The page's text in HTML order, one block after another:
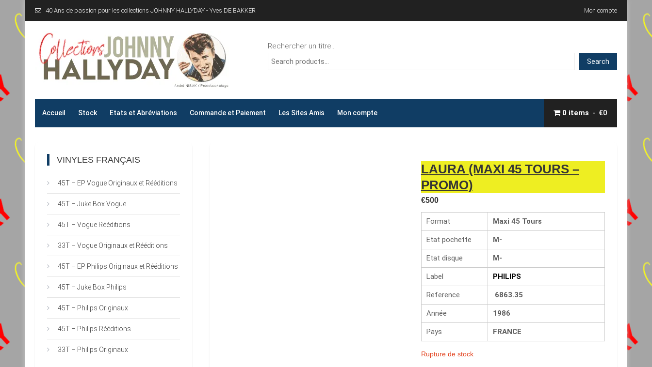
to
content
40 Ans de passion pour les collections JOHNNY HALLYDAY - Yves DE BAKKER Mon compte
Collections JOHNNY HALLYDAY
Rechercher un titre...
Search
Accueil Stock Etats et Abréviations Commande et Paiement Les Sites Amis Mon compte 0 items €0
LAURA (MAXI 45 TOURS –
PROMO)
€500
Format Maxi 45 Tours
Etat pochette M-
Etat disque M-
Label PHILIPS
Reference 6863.35
Année 1986
Pays FRANCE
Rupture de stock
VINYLES FRANÇAIS
45T – EP Vogue Originaux et Rééditions
45T – Juke Box Vogue
45T – Vogue Rééditions
33T – Vogue Originaux et Rééditions
45T – EP Philips Originaux et Rééditions
45T – Juke Box Philips
45T – Philips Originaux
45T – Philips Rééditions
33T – Philips Originaux